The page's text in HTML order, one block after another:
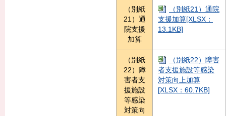
（別紙
21）通
院支援
加算
（別紙21）通院
支援加算[XLSX：
13.1KB]
（別紙
22）障
害者支
援施設
等感染
対策向
（別紙22）障害
者支援施設等感染
対策向上加算
[XLSX：60.7KB]